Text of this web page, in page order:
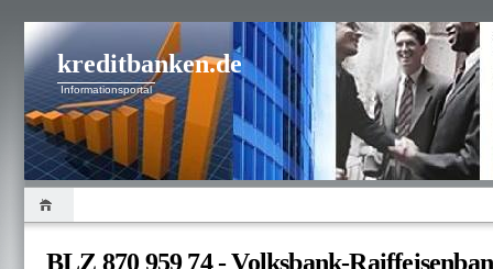
kreditbanken.de
Informationsportal
BLZ 870 959 74 - Volksbank-